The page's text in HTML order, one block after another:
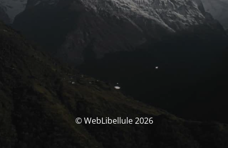
© WebLibellule 2026